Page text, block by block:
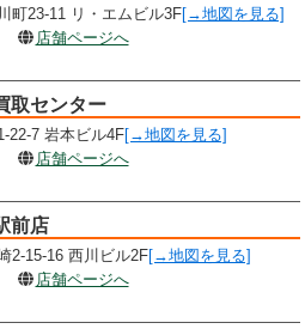
町23-11 リ・エムビル3F[→地図を見る]
店舗ページへ
取センター
22-7 岩本ビル4F[→地図を見る]
店舗ページへ
前店
2-15-16 西川ビル2F[→地図を見る]
店舗ページへ